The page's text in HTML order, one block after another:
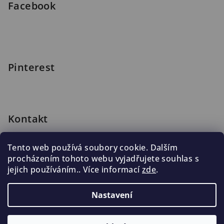
Tento web používá soubory cookie. Dalším
procházením tohoto webu vyjadřujete souhlas s
jejich používáním.. Více informacízde.
Nastavení
Facebook
Pinterest
Kontakt
222 316 990
776 019 998, 602 537 625
Copyright 2026Blomus.cz. Všechna práva vyhrazena.